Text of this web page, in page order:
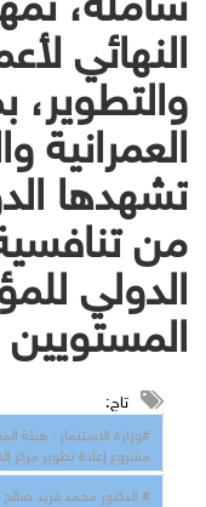
النهائي
والتطوير،
العمرانية
تشهدها
من
الدولي
تاج:
#وزارة الاستثمار : هيئة
مشروع إعادة تطوير مركز
# الدكتور محمد فريد صالح